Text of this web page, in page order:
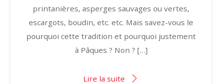
printanières, asperges sauvages ou vertes,
escargots, boudin, etc. etc. Mais savez-vous le
pourquoi cette tradition et pourquoi justement
à Pâques ? Non ? […]
Lire la suite